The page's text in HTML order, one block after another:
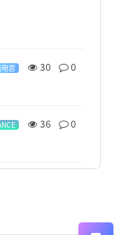
音 30 0
36 0